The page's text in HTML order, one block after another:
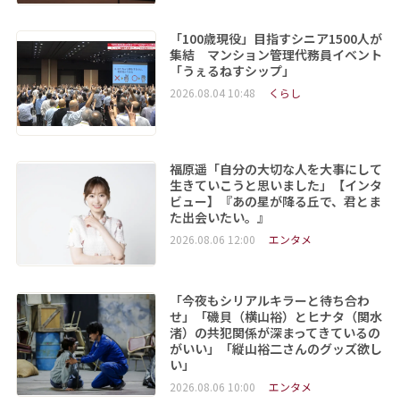
「100歳現役」目指すシニア1500人が
集結 マンション管理代務員イベント
「うぇるねすシップ」
2026.08.04 10:48 くらし
福原遥「自分の大切な人を大事にして
生きていこうと思いました」【インタ
ビュー】『あの星が降る丘で、君とま
た出会いたい。』
2026.08.06 12:00 エンタメ
「今夜もシリアルキラーと待ち合わ
せ」「磯貝（横山裕）とヒナタ（関水
渚）の共犯関係が深まってきているの
がいい」「縦山裕二さんのグッズ欲し
い」
2026.08.06 10:00 エンタメ